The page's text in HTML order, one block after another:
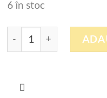
6 în stoc
Cantitate EVC227 IFM